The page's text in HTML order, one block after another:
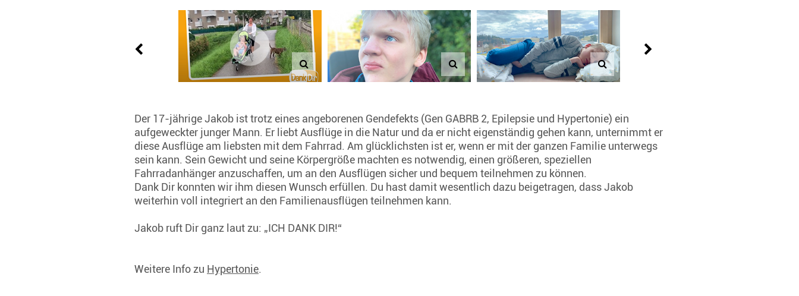
Der 17-jährige Jakob ist trotz eines angeborenen Gendefekts (Gen GABRB 2, Epilepsie und Hypertonie) ein
aufgeweckter junger Mann. Er liebt Ausflüge in die Natur und da er nicht eigenständig gehen kann, unternimmt er
diese Ausflüge am liebsten mit dem Fahrrad. Am glücklichsten ist er, wenn er mit der ganzen Familie unterwegs
sein kann. Sein Gewicht und seine Körpergröße machten es notwendig, einen größeren, speziellen
Fahrradanhänger anzuschaffen, um an den Ausflügen sicher und bequem teilnehmen zu können.
Dank Dir konnten wir ihm diesen Wunsch erfüllen. Du hast damit wesentlich dazu beigetragen, dass Jakob
weiterhin voll integriert an den Familienausflügen teilnehmen kann.
Jakob ruft Dir ganz laut zu: „ICH DANK DIR!“
Weitere Info zu Hypertonie.